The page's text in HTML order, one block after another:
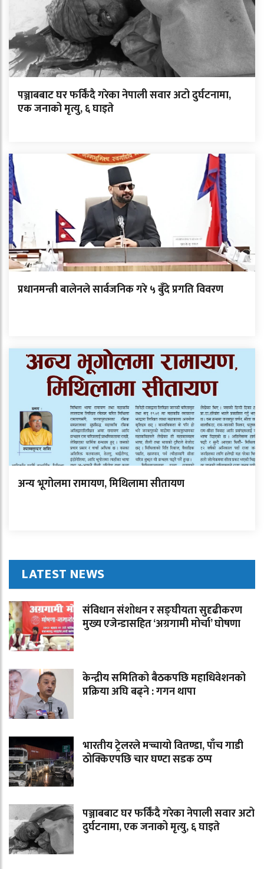
पञ्जाबबाट घर फर्किंदै गरेका नेपाली सवार अटो दुर्घटनामा,
एक जनाको मृत्यु, ६ घाइते
प्रधानमन्त्री बालेनले सार्वजनिक गरे ५ बुँदे प्रगति विवरण
अन्य भूगोलमा रामायण, मिथिलामा सीतायण
LATEST NEWS
संविधान संशोधन र सङ्घीयता सुदृढीकरण
मुख्य एजेन्डासहित ‘अग्रगामी मोर्चा’ घोषणा
केन्द्रीय समितिको बैठकपछि महाधिवेशनको
प्रक्रिया अघि बढ्ने : गगन थापा
भारतीय ट्रेलरले मच्चायो वितण्डा, पाँच गाडी
ठोक्किएपछि चार घण्टा सडक ठप्प
पञ्जाबबाट घर फर्किंदै गरेका नेपाली सवार अटो
दुर्घटनामा, एक जनाको मृत्यु, ६ घाइते